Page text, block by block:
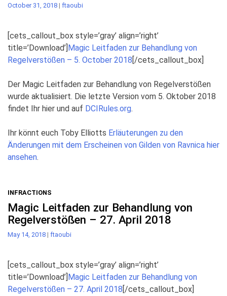
October 31, 2018 | ftaoubi
[cets_callout_box style=’gray’ align=’right’
title=’Download’] Magic Leitfaden zur Behandlung von
Regelverstößen – 5. October 2018 [/cets_callout_box]
Der Magic Leitfaden zur Behandlung von Regelverstößen
wurde aktualisiert. Die letzte Version vom 5. Oktober 2018
findet Ihr hier und auf DCIRules.org.
Ihr könnt euch Toby Elliotts Erläuterungen zu den
Änderungen mit dem Erscheinen von Gilden von Ravnica hier
ansehen.
INFRACTIONS
Magic Leitfaden zur Behandlung von
Regelverstößen – 27. April 2018
May 14, 2018 | ftaoubi
[cets_callout_box style=’gray’ align=’right’
title=’Download’] Magic Leitfaden zur Behandlung von
Regelverstößen – 27. April 2018 [/cets_callout_box]